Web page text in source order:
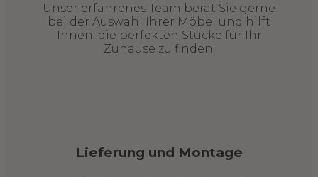
Unser erfahrenes Team berät Sie gerne
bei der Auswahl Ihrer Möbel und hilft
Ihnen, die perfekten Stücke für Ihr
Zuhause zu finden.
Lieferung und Montage